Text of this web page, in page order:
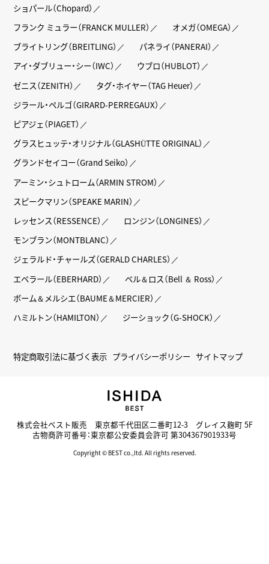
ショパール（Chopard）
フランク ミュラー（FRANCK MULLER）
オメガ（OMEGA）
ブライトリング（BREITLING）
パネライ（PANERAI）
アイ・ダブリュー・シー（IWC）
ウブロ（HUBLOT）
ゼニス（ZENITH）
タグ・ホイヤー（TAG Heuer）
ジラール・ペルゴ（GIRARD-PERREGAUX）
ピアジェ（PIAGET）
グラスヒュッテ・オリジナル（GLASHÜTTE ORIGINAL）
グランドセイコー（Grand Seiko）
アーミン・シュトローム（ARMIN STROM）
スピークマリン（SPEAKE MARIN）
レッセンス（RESSENCE）
ロンジン（LONGINES）
モンブラン（MONTBLANC）
ジェラルド・チャールズ（GERALD CHARLES）
エベラール（EBERHARD）
ベル＆ロス（Bell ＆ Ross）
ボーム＆メルシエ（BAUME＆MERCIER）
ハミルトン（HAMILTON）
ジーショック（G-SHOCK）
特定商取引法に基づく表示 プライバシーポリシー サイトマップ
株式会社ベスト販売 東京都千代田区二番町12-3 グレイス麹町 5F
古物商許可番号：東京都公安委員会許可 第304367901933号
Copyright © BEST co.,ltd. All rights reserved.